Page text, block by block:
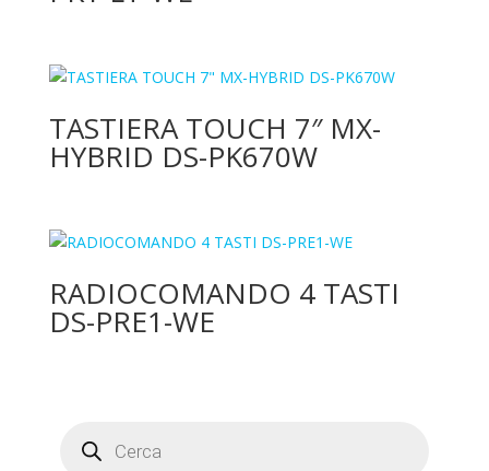
TASTIERA TOUCH 7″ MX-
HYBRID DS-PK670W
RADIOCOMANDO 4 TASTI
DS-PRE1-WE
search